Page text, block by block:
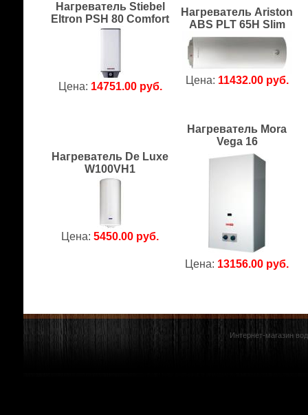
Нагреватель Stiebel
Eltron PSH 80 Comfort
Цена: 14751.00 руб.
Нагреватель Ariston
ABS PLT 65H Slim
Цена: 11432.00 руб.
Нагреватель De Luxe
W100VH1
Цена:5450.00 руб.
Нагреватель Mora
Vega 16
Цена: 13156.00 руб.
Интернет-магазин